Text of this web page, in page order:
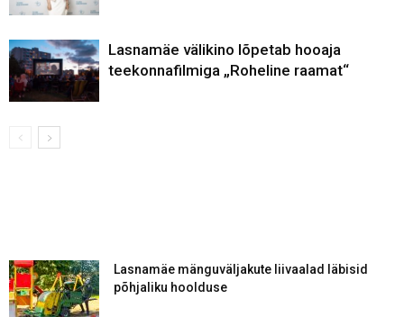
Lasnamäe välikino lõpetab hooaja
teekonnafilmiga „Roheline raamat“
Lasnamäe mänguväljakute liivaalad läbisid
põhjaliku hoolduse